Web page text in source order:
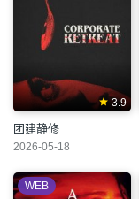
3.9
团建静修
2026-05-18
WEB